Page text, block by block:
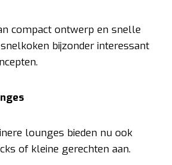
compact ontwerp en snelle
bijzonder interessant
lounges bieden nu ook
of kleine gerechten aan.